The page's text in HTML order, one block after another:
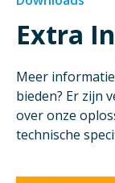
Extra
Meer
bieden? Er zijn
over onze
technische